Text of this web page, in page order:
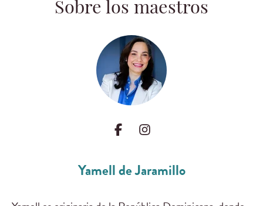
Sobre los maestros
Yamell de Jaramillo